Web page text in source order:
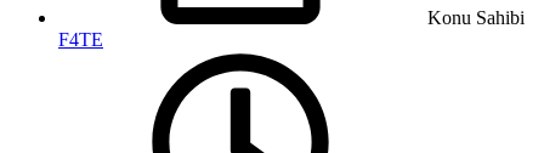
Konu Sahibi
F4TE